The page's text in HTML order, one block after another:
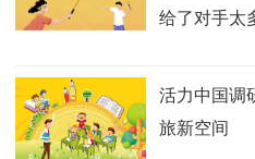
给了对手太
活力中国调
旅新空间